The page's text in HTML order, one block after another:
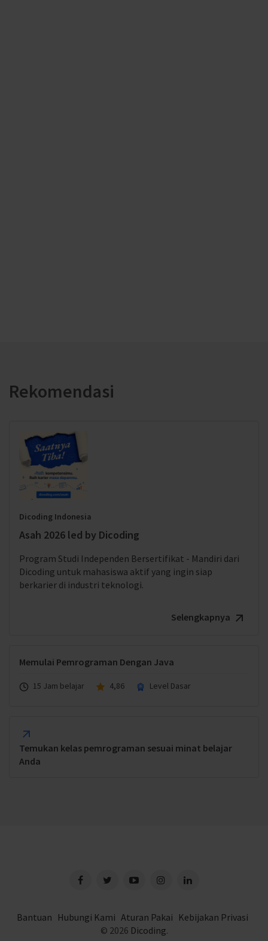
Rekomendasi
Dicoding Indonesia
Asah 2026 led by Dicoding
Program Studi Independen Bersertifikat - Mandiri dari
Dicoding untuk mahasiswa aktif yang ingin siap
berkarier di industri teknologi.
Selengkapnya
Memulai Pemrograman Dengan Java
15 Jam belajar 4,86 Level Dasar
Temukan kelas pemrograman sesuai minat belajar
Anda
Bantuan Hubungi Kami Aturan Pakai Kebijakan Privasi
© 2026 Dicoding.